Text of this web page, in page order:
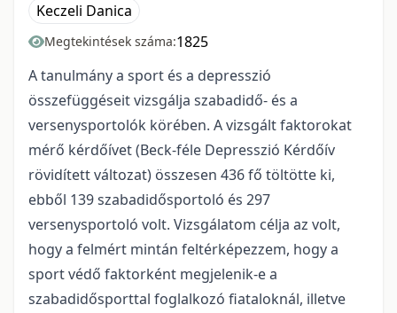
Keczeli Danica
Megtekintések száma:1825
A tanulmány a sport és a depresszió
összefüggéseit vizsgálja szabadidő- és a
versenysportolók körében. A vizsgált faktorokat
mérő kérdőívet (Beck-féle Depresszió Kérdőív
rövidített változat) összesen 436 fő töltötte ki,
ebből 139 szabadidősportoló és 297
versenysportoló volt. Vizsgálatom célja az volt,
hogy a felmért mintán feltérképezzem, hogy a
sport védő faktorként megjelenik-e a
szabadidősporttal foglalkozó fiataloknál, illetve